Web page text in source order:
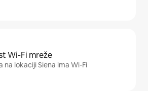
Wi-Fi mreže
na lokaciji Siena ima Wi-Fi